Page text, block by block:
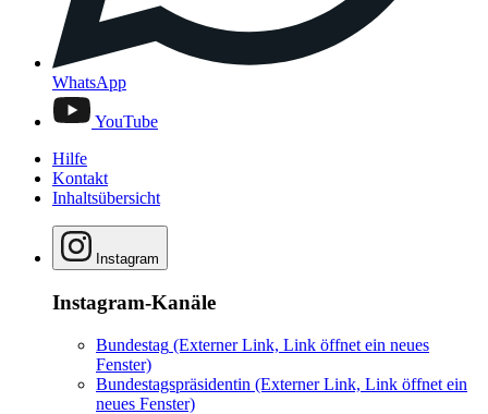
WhatsApp
YouTube
Hilfe
Kontakt
Inhaltsübersicht
Instagram
Instagram-Kanäle
Bundestag (Externer Link, Link öffnet ein neues
Fenster)
Bundestagspräsidentin (Externer Link, Link öffnet ein
neues Fenster)